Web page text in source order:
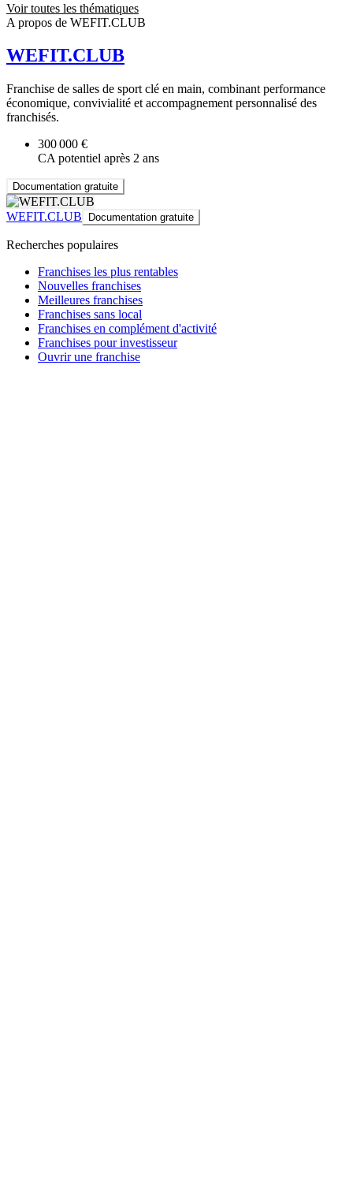
Voir toutes les thématiques
A propos de WEFIT.CLUB
WEFIT.CLUB
Franchise de salles de sport clé en main, combinant performance
économique, convivialité et accompagnement personnalisé des
franchisés.
300 000 €
CA potentiel après 2 ans
Documentation gratuite
WEFIT.CLUB Documentation gratuite
Recherches populaires
Franchises les plus rentables
Nouvelles franchises
Meilleures franchises
Franchises sans local
Franchises en complément d'activité
Franchises pour investisseur
Ouvrir une franchise